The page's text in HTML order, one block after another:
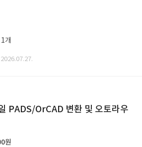
개
PADS/OrCAD 변환 및 오토라우
원